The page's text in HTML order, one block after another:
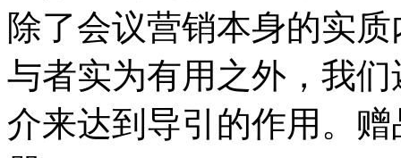
除了会议营销本身的实
与者实为有用之外，我
介来达到导引的作用。